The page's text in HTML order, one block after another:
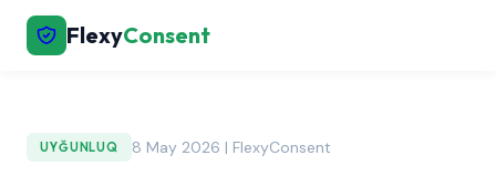
FlexyConsent
UYĞUNLUQ 8 May 2026 | FlexyConsent